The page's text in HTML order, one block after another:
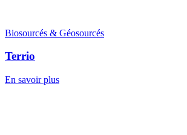
Biosourcés & Géosourcés
Terrio
En savoir plus